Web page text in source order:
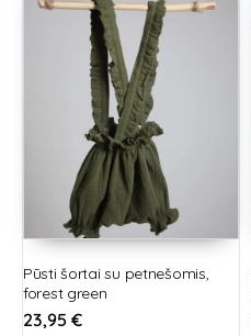
Pūsti šortai su petnešomis,
forest green
23,95 €